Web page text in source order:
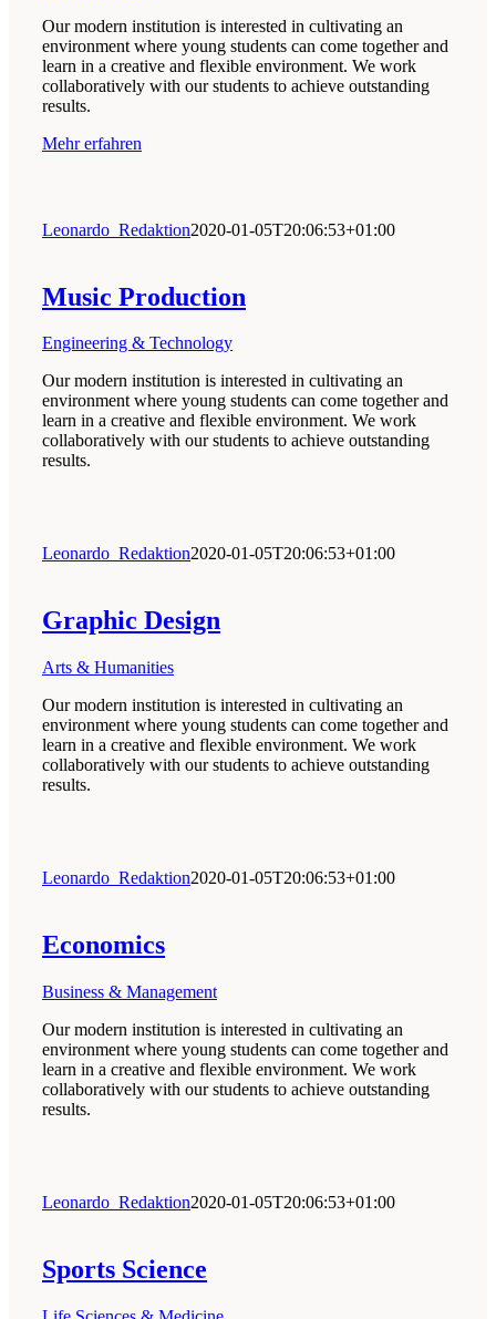
Our modern institution is interested in cultivating an
environment where young students can come together and
learn in a creative and flexible environment. We work
collaboratively with our students to achieve outstanding
results.
Mehr erfahren
Leonardo_Redaktion2020-01-05T20:06:53+01:00
Music Production
Engineering & Technology
Our modern institution is interested in cultivating an
environment where young students can come together and
learn in a creative and flexible environment. We work
collaboratively with our students to achieve outstanding
results.
Leonardo_Redaktion2020-01-05T20:06:53+01:00
Graphic Design
Arts & Humanities
Our modern institution is interested in cultivating an
environment where young students can come together and
learn in a creative and flexible environment. We work
collaboratively with our students to achieve outstanding
results.
Leonardo_Redaktion2020-01-05T20:06:53+01:00
Economics
Business & Management
Our modern institution is interested in cultivating an
environment where young students can come together and
learn in a creative and flexible environment. We work
collaboratively with our students to achieve outstanding
results.
Leonardo_Redaktion2020-01-05T20:06:53+01:00
Sports Science